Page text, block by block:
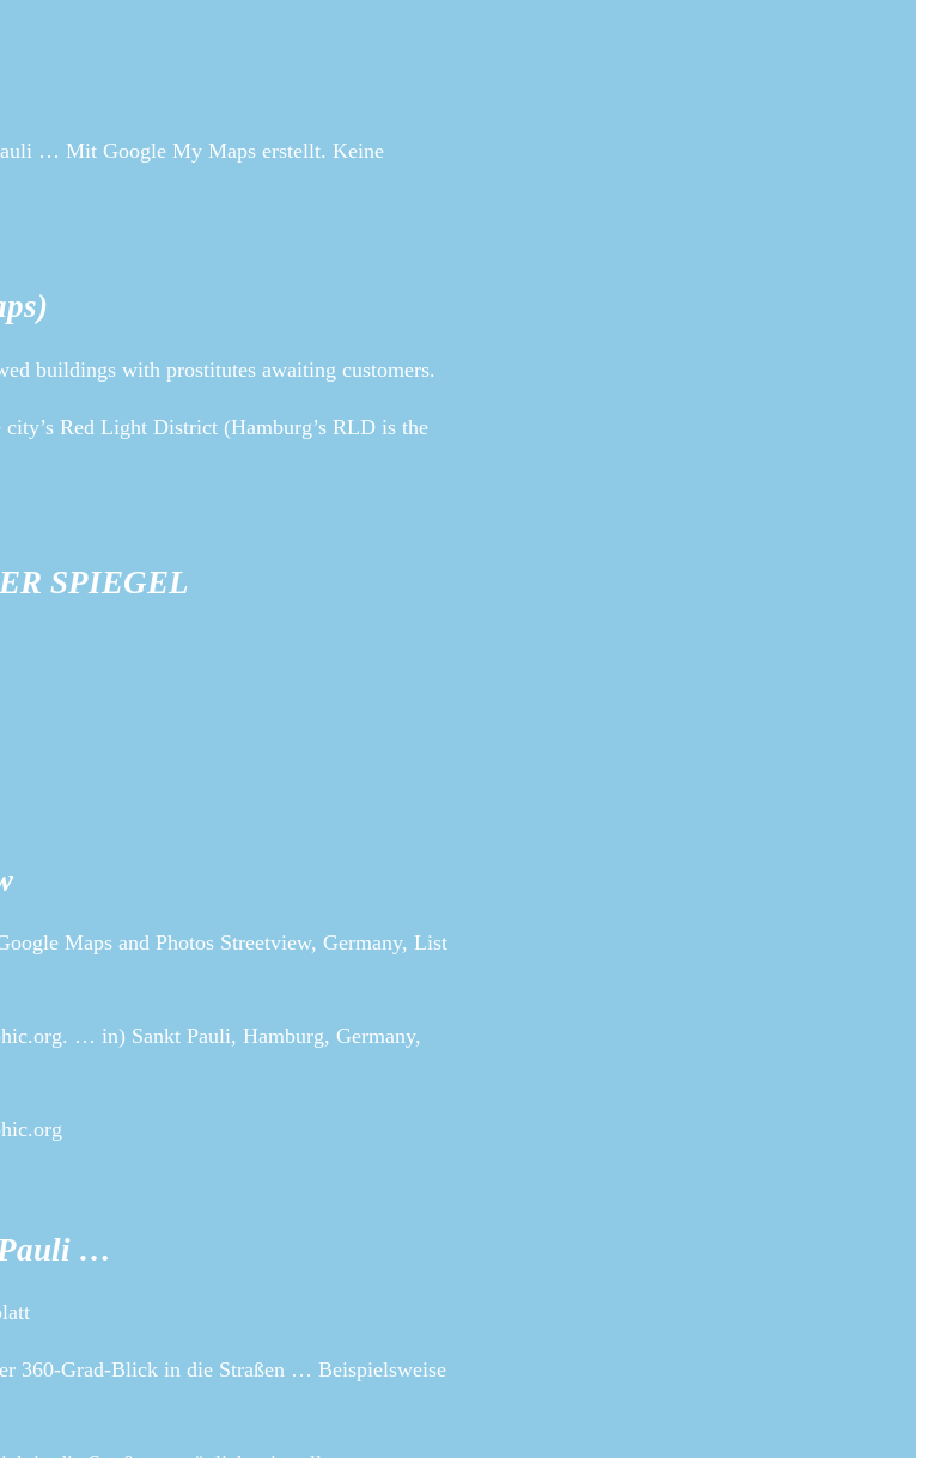
… Mit Google My Maps erstellt. Keine
buildings with prostitutes awaiting customers.
Red Light District (Hamburg’s RLD is the
SPIEGEL
Maps and Photos Streetview, Germany, List
… in) Sankt Pauli, Hamburg, Germany,
Pauli …
360-Grad-Blick in die Straßen … Beispielsweise